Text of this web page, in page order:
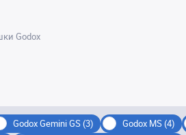
Godox
Godox Gemini GS (3) Godox MS (4)